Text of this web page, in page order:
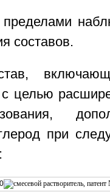
составов.
целью
при